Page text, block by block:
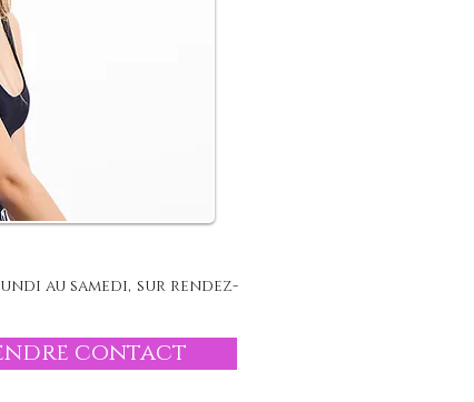
au samedi, sur rendez-
contact